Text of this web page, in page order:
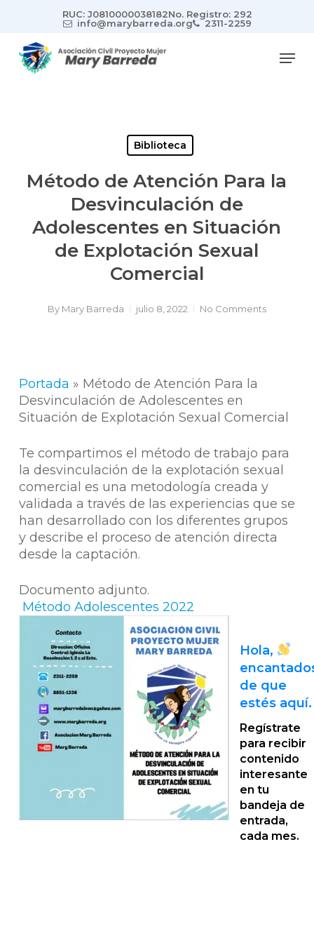
main
content
RUC: J0810000038182No. Registro: 292
info@marybarreda.org
2311-2259
Biblioteca
Método de Atención Para la
Desvinculación de
Adolescentes en Situación
de Explotación Sexual
Comercial
By Mary Barreda julio 8, 2022 No Comments
Portada » Método de Atención Para la
Desvinculación de Adolescentes en
Situación de Explotación Sexual Comercial
Te compartimos el método de trabajo para
la desvinculación de la explotación sexual
comercial es una metodología creada y
validada a través de las experiencias que se
han desarrollado con los diferentes grupos
y describe el proceso de atención directa
desde la captación.
Documento adjunto.
Método Adolescentes 2022
Hola,
encantado
de que
estés aquí.
Regístrate
para recibir
contenido
interesante
en tu
bandeja de
entrada,
cada mes.